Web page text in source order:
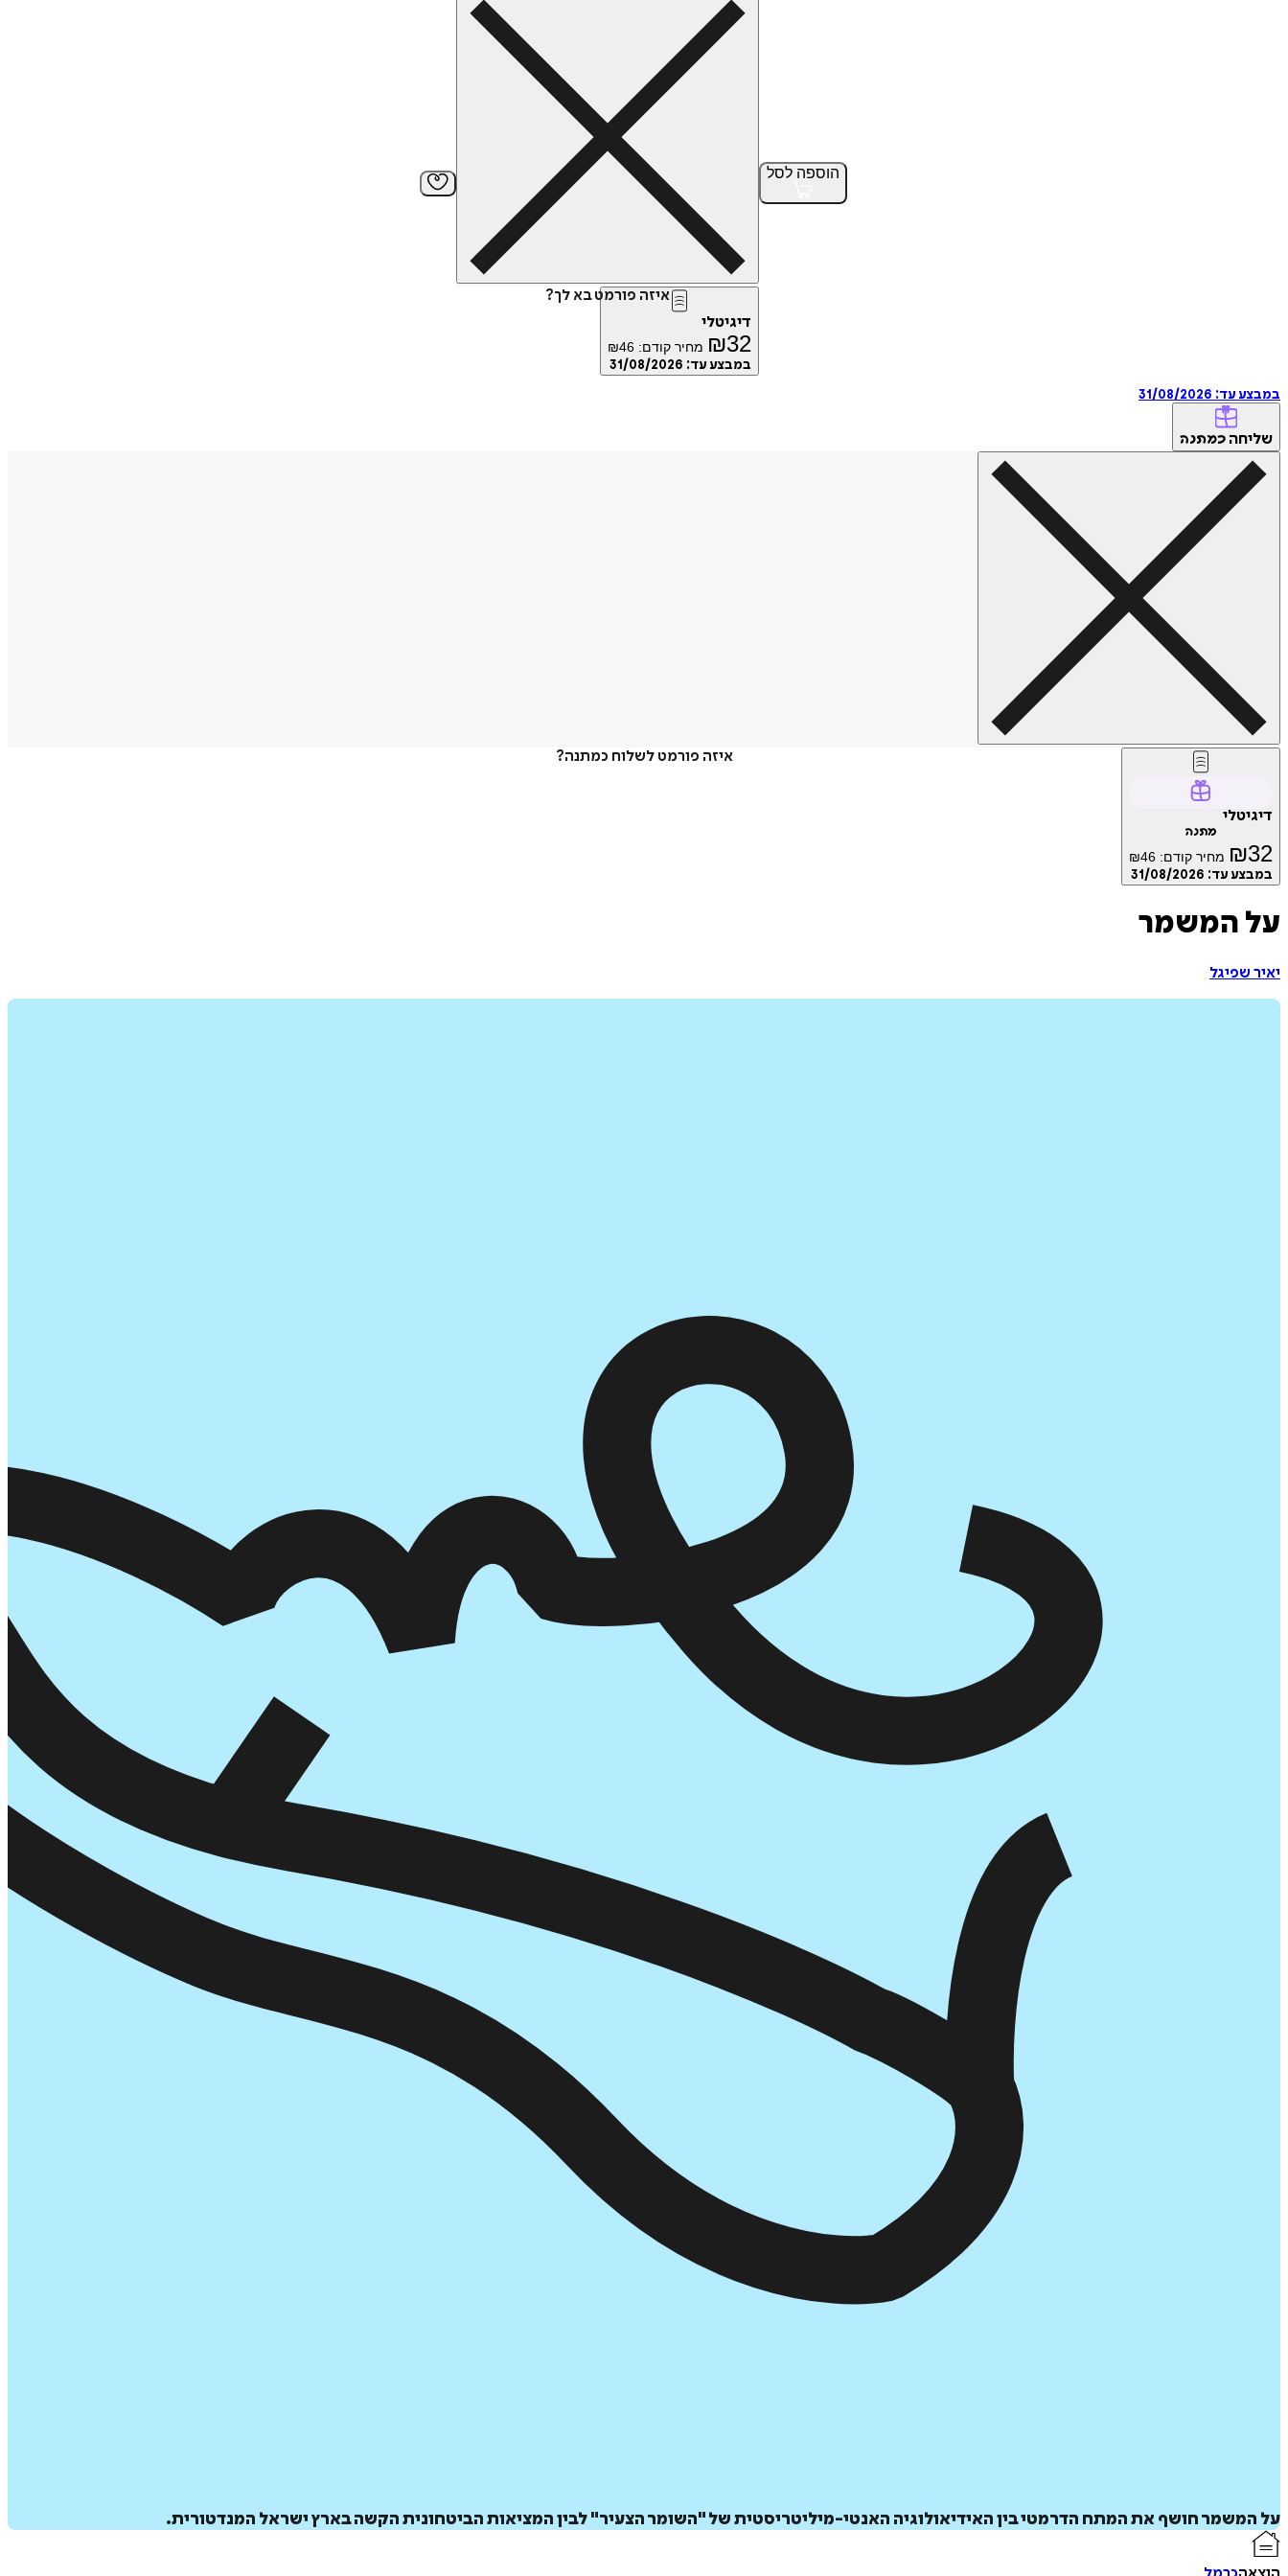
הוספה לסל
איזה פורמט בא לך?
דיגיטלי
₪32 מחיר קודם: ₪46
במבצע עד: 31/08/2026
במבצע עד: 31/08/2026
שליחה כמתנה
איזה פורמט לשלוח כמתנה?
דיגיטלי
מתנה
₪32 מחיר קודם: ₪46
במבצע עד: 31/08/2026
לסל
מחיר קודם:
במבצע עד:
על המשמר
יאיר שפיגל
על המשמר חושף את המתח הדרמטי בין האידיאולוגיה האנטי-מיליטריסטית של "השומר הצעיר" לבין המציאות הביטחונית הקשה בארץ ישראל המנדטורית.